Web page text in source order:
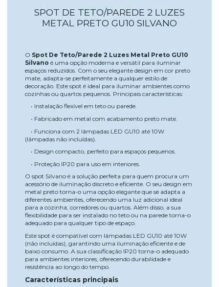
SPOT DE TETO/PAREDE 2 LUZES
METAL PRETO GU10 SILVANO
O Spot De Teto/Parede 2 Luzes Metal Preto GU10
Silvano é uma opção moderna e versátil para iluminar
espaços reduzidos. Com o seu elegante design em cor preto
mate, adapta-se perfeitamente a qualquer estilo de
decoração. Este spot é ideal para iluminar ambientes como
cozinhas ou quartos pequenos. Principais características:
• Instalação flexível em teto ou parede.
• Fabricado em metal com acabamento preto mate.
• Funciona com 2 lâmpadas LED GU10 até 10W
(lâmpadas não incluídas).
• Design compacto, perfeito para espaços pequenos.
• Proteção IP20 para uso em interiores.
O spot Silvano é a solução perfeita para quem procura um
acessório de iluminação discreto e eficiente. O seu design em
metal preto torna-o uma opção elegante que se adapta a
diferentes ambientes, oferecendo uma luz adicional ideal
para a cozinha, corredores ou quartos. Além disso, a sua
flexibilidade para ser instalado no teto ou na parede torna-o
adequado para qualquer tipo de espaço.
Este spot é compatível com lâmpadas LED GU10 até 10W
(não incluídas), garantindo uma iluminação eficiente e de
baixo consumo. A sua classificação IP20 torna-o adequado
para ambientes interiores, oferecendo durabilidade e
resistência ao longo do tempo.
Características principais